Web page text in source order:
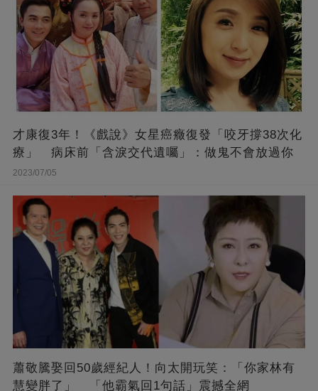
才康復3年！《戲說》女星癌癥復發「咬牙撐38次化
療」 病床前「含淚交代遺囑」：做鬼不會放過你
2023/07/05
蕭敬騰娶回50歲經紀人！向太開玩笑：「你家林有
慧變胖了」 「他霸氣回1句話」震撼全網